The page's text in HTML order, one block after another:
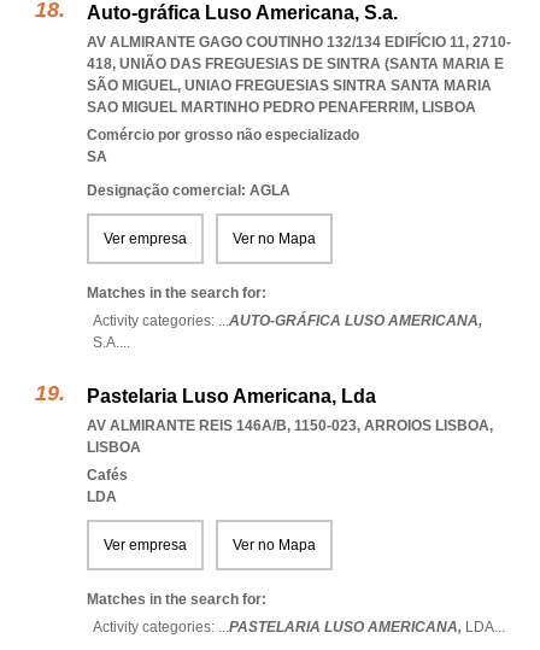
Auto-gráfica Luso Americana, S.a.
AV ALMIRANTE GAGO COUTINHO 132/134 EDIFÍCIO 11, 2710-
418, UNIÃO DAS FREGUESIAS DE SINTRA (SANTA MARIA E
SÃO MIGUEL, UNIAO FREGUESIAS SINTRA SANTA MARIA
SAO MIGUEL MARTINHO PEDRO PENAFERRIM, LISBOA
Comércio por grosso não especializado
SA
Designação comercial: AGLA
Ver empresa Ver no Mapa
Matches in the search for:
Activity categories: ...AUTO-GRÁFICA LUSO AMERICANA,
S.A....
Pastelaria Luso Americana, Lda
AV ALMIRANTE REIS 146A/B, 1150-023, ARROIOS LISBOA,
LISBOA
Cafés
LDA
Ver empresa Ver no Mapa
Matches in the search for:
Activity categories: ...PASTELARIA LUSO AMERICANA, LDA...